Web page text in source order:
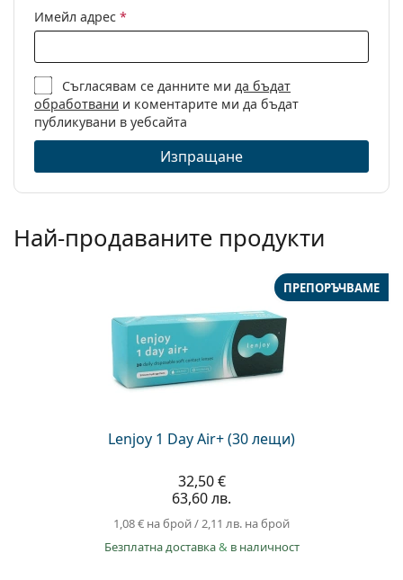
Имейл адрес *
Съгласявам се данните мида бъдат
обработвани и коментарите ми да бъдат
публикувани в уебсайта
Изпращане
Най-продаваните продукти
Lenjoy 1 Day Air+ (30 лещи)
ПРЕПОРЪЧВАМЕ
32,50 €
63,60 лв.
1,08 € на брой/2,11 лв. на брой
Безплатна доставка& в наличност